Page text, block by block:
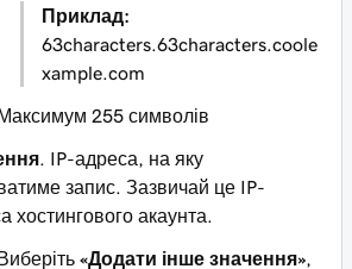
Приклад:
63characters.63characters.coole
xample.com
Максимум 255 символів
. IP-адреса, на яку
запис. Зазвичай це IP-
хостингового акаунта.
Виберіть «Додати інше значення»